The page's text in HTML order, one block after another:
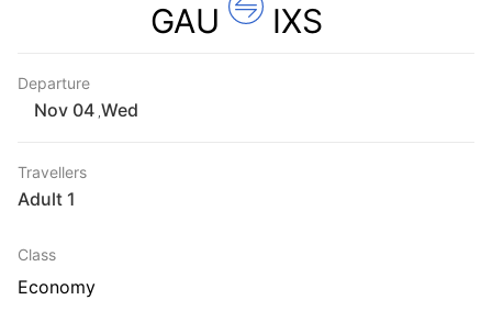
IXS
GAU
Departure
Wed
Travellers
1 Adult
Class
Economy